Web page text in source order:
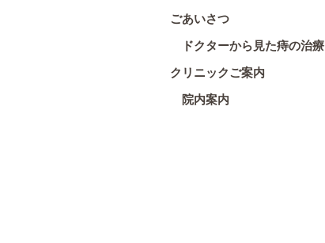
ごあいさつ
ドクターから見た痔の治療
クリニックご案内
院内案内